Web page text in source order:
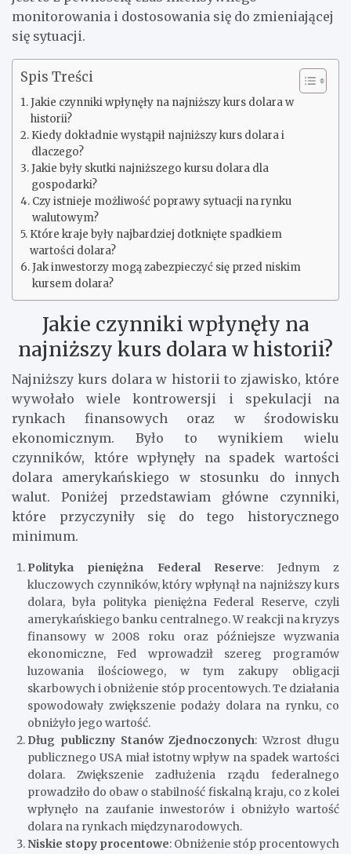
monitorowania i dostosowania się do zmieniającej
się sytuacji.
Spis Treści
Jakie czynniki wpłynęły na najniższy kurs dolara w
historii?
Kiedy dokładnie wystąpił najniższy kurs dolara i
dlaczego?
Jakie były skutki najniższego kursu dolara dla
gospodarki?
Czy istnieje możliwość poprawy sytuacji na rynku
walutowym?
Które kraje były najbardziej dotknięte spadkiem
wartości dolara?
Jak inwestorzy mogą zabezpieczyć się przed niskim
kursem dolara?
Jakie czynniki wpłynęły na
najniższy kurs dolara w historii?
Najniższy kurs dolara w historii to zjawisko, które
wywołało wiele kontrowersji i spekulacji na
rynkach finansowych oraz w środowisku
ekonomicznym. Było to wynikiem wielu
czynników, które wpłynęły na spadek wartości
dolara amerykańskiego w stosunku do innych
walut. Poniżej przedstawiam główne czynniki,
które przyczyniły się do tego historycznego
minimum.
Polityka pieniężna Federal Reserve: Jednym z
kluczowych czynników, który wpłynął na najniższy kurs
dolara, była polityka pieniężna Federal Reserve, czyli
amerykańskiego banku centralnego. W reakcji na kryzys
finansowy w 2008 roku oraz późniejsze wyzwania
ekonomiczne, Fed wprowadził szereg programów
luzowania ilościowego, w tym zakupy obligacji
skarbowych i obniżenie stóp procentowych. Te działania
spowodowały zwiększenie podaży dolara na rynku, co
obniżyło jego wartość.
Dług publiczny Stanów Zjednoczonych: Wzrost długu
publicznego USA miał istotny wpływ na spadek wartości
dolara. Zwiększenie zadłużenia rządu federalnego
prowadziło do obaw o stabilność fiskalną kraju, co z kolei
wpłynęło na zaufanie inwestorów i obniżyło wartość
dolara na rynkach międzynarodowych.
Niskie stopy procentowe: Obniżenie stóp procentowych